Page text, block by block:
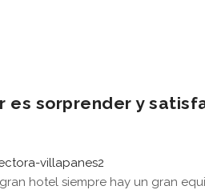
es sorprender y
hotel siempre hay un gran